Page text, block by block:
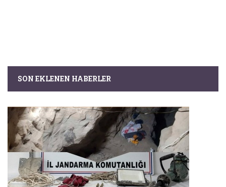
SON EKLENEN HABERLER